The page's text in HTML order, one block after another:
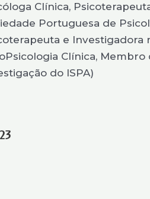
Clínica,
Portuguesa de
e Investigadora
Clínica,
do ISPA)